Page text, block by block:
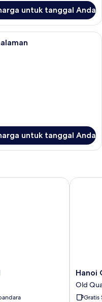
untuk tanggal Anda
Keluarga, pemandangan
untuk tanggal Anda
Hanoi
Hotel
Hanoi
Old
Gratis
Hanoi